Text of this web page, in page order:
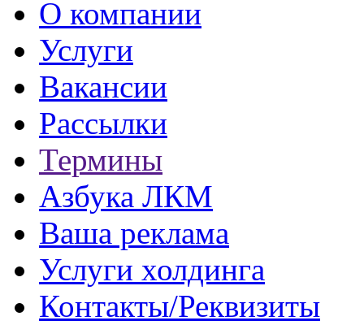
О компании
Услуги
Вакансии
Рассылки
Термины
Азбука ЛКМ
Ваша реклама
Услуги холдинга
Контакты/Реквизиты